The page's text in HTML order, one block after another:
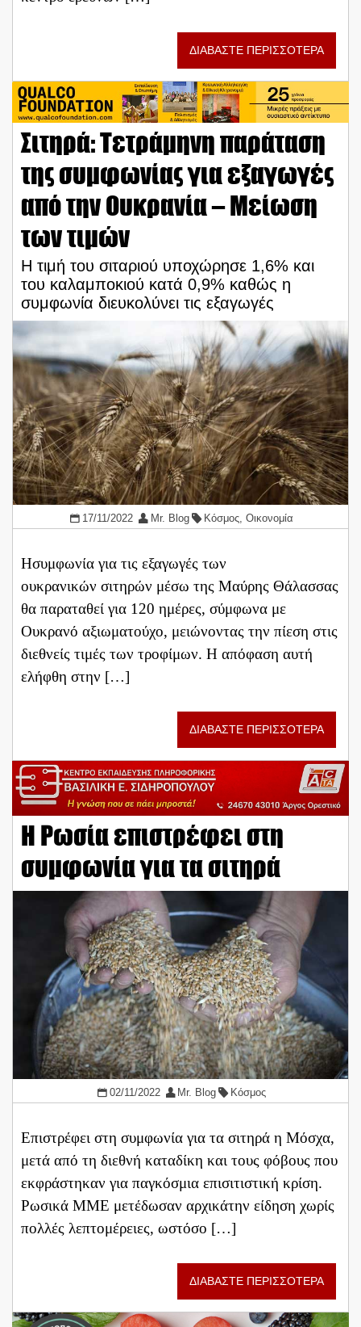
ΔΙΑΒΑΣΤΕ ΠΕΡΙΣΣΟΤΕΡΑ
Σιτηρά: Τετράμηνη παράταση
της συμφωνίας για εξαγωγές
από την Ουκρανία – Μείωση
των τιμών
Η τιμή του σιταριού υποχώρησε 1,6% και
του καλαμποκιού κατά 0,9% καθώς η
συμφωνία διευκολύνει τις εξαγωγές
17/11/2022 Mr. Blog Κόσμος, Οικονομία
Ησυμφωνία για τις εξαγωγές των
ουκρανικών σιτηρών μέσω της Μαύρης Θάλασσας
θα παραταθεί για 120 ημέρες, σύμφωνα με
Ουκρανό αξιωματούχο, μειώνοντας την πίεση στις
διεθνείς τιμές των τροφίμων. Η απόφαση αυτή
ελήφθη στην […]
ΔΙΑΒΑΣΤΕ ΠΕΡΙΣΣΟΤΕΡΑ
Η Ρωσία επιστρέφει στη
συμφωνία για τα σιτηρά
02/11/2022 Mr. Blog Κόσμος
Επιστρέφει στη συμφωνία για τα σιτηρά η Μόσχα,
μετά από τη διεθνή καταδίκη και τους φόβους που
εκφράστηκαν για παγκόσμια επισιτιστική κρίση.
Ρωσικά ΜΜΕ μετέδωσαν αρχικάτην είδηση χωρίς
πολλές λεπτομέρειες, ωστόσο […]
ΔΙΑΒΑΣΤΕ ΠΕΡΙΣΣΟΤΕΡΑ